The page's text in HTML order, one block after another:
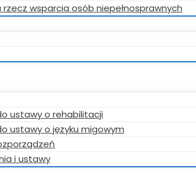
rzecz wsparcia osób niepełnosprawnych
ustawy o rehabilitacji
ustawy o języku migowym
i ustawy